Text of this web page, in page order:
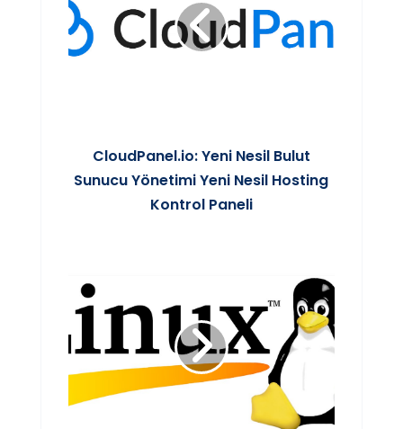
CloudPanel.io: Yeni Nesil Bulut
Sunucu Yönetimi Yeni Nesil Hosting
Kontrol Paneli